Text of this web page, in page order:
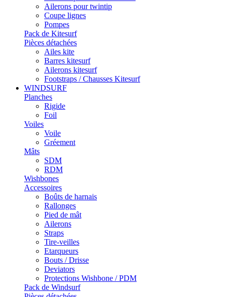
Ailerons pour twintip
Coupe lignes
Pompes
Pack de Kitesurf
Pièces détachées
Ailes kite
Barres kitesurf
Ailerons kitesurf
Footstraps / Chausses Kitesurf
WINDSURF
Planches
Rigide
Foil
Voiles
Voile
Gréement
Mâts
SDM
RDM
Wishbones
Accessoires
Boûts de harnais
Rallonges
Pied de mât
Ailerons
Straps
Tire-veilles
Etarqueurs
Bouts / Drisse
Deviators
Protections Wishbone / PDM
Pack de Windsurf